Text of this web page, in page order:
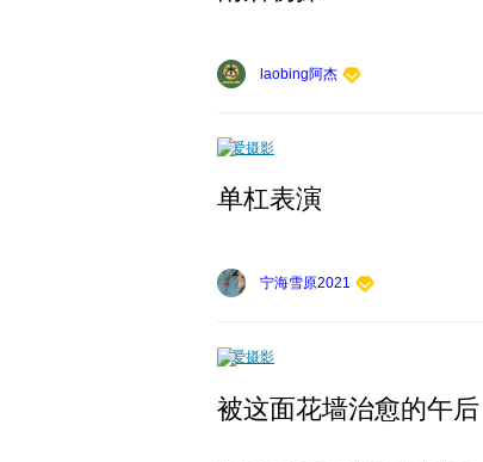
laobing阿杰
爱摄影
单杠表演
宁海雪原2021
爱摄影
被这面花墙治愈的午